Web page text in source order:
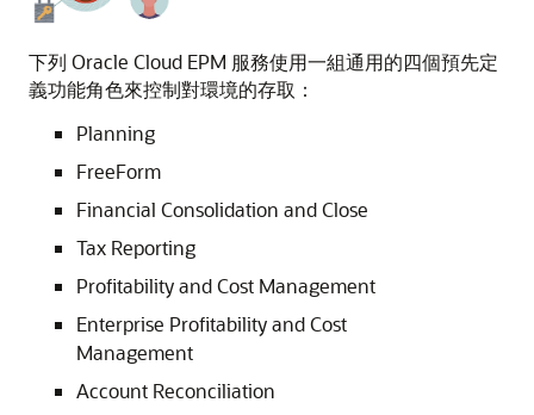
下列 Oracle Cloud EPM 服務使用一組通用的四個預先定
義功能角色來控制對環境的存取：
Planning
FreeForm
Financial Consolidation and Close
Tax Reporting
Profitability and Cost Management
Enterprise Profitability and Cost
Management
Account Reconciliation